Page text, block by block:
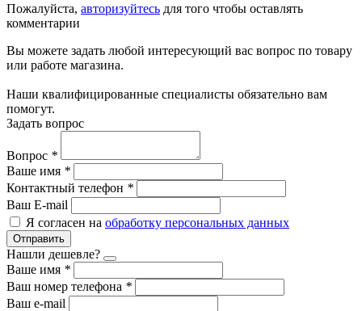
Пожалуйста, авторизуйтесь для того чтобы оставлять
комментарии
Вы можете задать любой интересующий вас вопрос по товару
или работе магазина.
Наши квалифицированные специалисты обязательно вам
помогут.
Задать вопрос
Вопрос *
Ваше имя *
Контактный телефон *
Ваш E-mail
Я согласен на обработку персональных данных
Отправить
Нашли дешевле?
Ваше имя *
Ваш номер телефона *
Ваш e-mail